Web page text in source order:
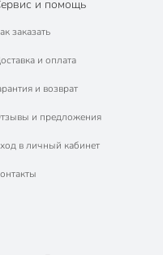
и помощь
заказать
и оплата
и возврат
и предложения
в личный кабинет